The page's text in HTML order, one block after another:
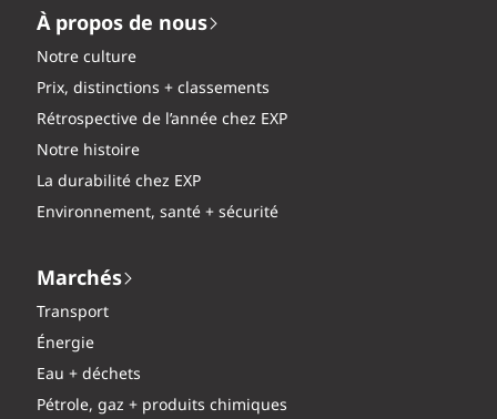
À propos de nous
Notre culture
Prix, distinctions + classements
Rétrospective de l’année chez EXP
Notre histoire
La durabilité chez EXP
Environnement, santé + sécurité
Marchés
Transport
Énergie
Eau + déchets
Pétrole, gaz + produits chimiques